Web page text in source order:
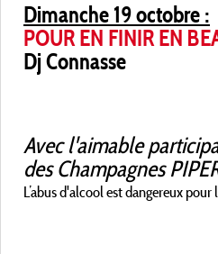
Dimanche 19 octobre :
POUR EN FINIR EN
Dj Connasse
Avec l'aimable
des Champagnes
L’abus d'alcool est dangereux